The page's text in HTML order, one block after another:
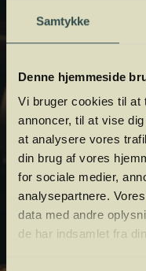
Samtykke
Denne hjemmeside
Vi bruger cookies til at
annoncer, til at vise
at analysere vores
din brug af vores
for sociale medier,
analysepartnere.
data med andre
de har indsamlet fra
Vinens verden
udtryk. Vi har
orientere dig.